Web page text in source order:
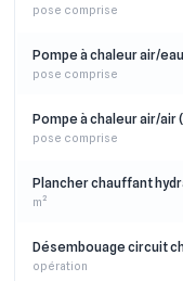
pose comprise
Pompe à chaleur air/
pose comprise
Pompe à chaleur air/air
pose comprise
Plancher chauffant
m²
Désembouage circuit
opération